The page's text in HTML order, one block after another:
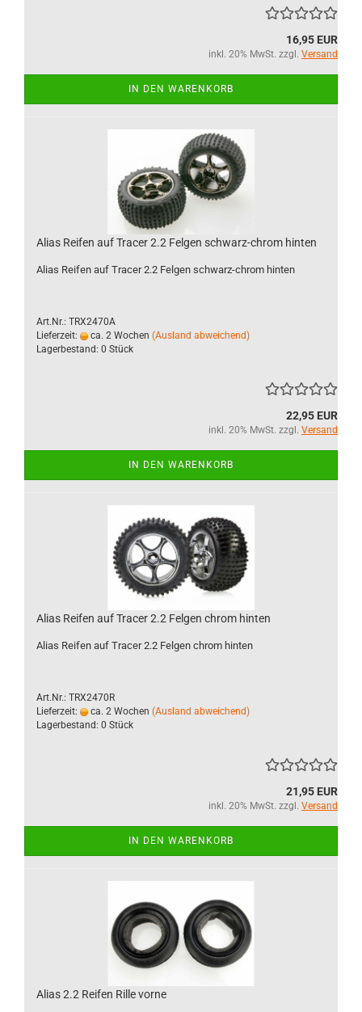
16,95 EUR
inkl. 20% MwSt. zzgl. Versand
IN DEN WARENKORB
Alias Reifen auf Tracer 2.2 Felgen schwarz-chrom hinten
Alias Reifen auf Tracer 2.2 Felgen schwarz-chrom hinten
Art.Nr.: TRX2470A
Lieferzeit:
ca. 2 Wochen (Ausland abweichend)
Lagerbestand: 0 Stück
22,95 EUR
inkl. 20% MwSt. zzgl. Versand
IN DEN WARENKORB
Alias Reifen auf Tracer 2.2 Felgen chrom hinten
Alias Reifen auf Tracer 2.2 Felgen chrom hinten
Art.Nr.: TRX2470R
Lieferzeit:
ca. 2 Wochen (Ausland abweichend)
Lagerbestand: 0 Stück
21,95 EUR
inkl. 20% MwSt. zzgl. Versand
IN DEN WARENKORB
Alias 2.2 Reifen Rille vorne